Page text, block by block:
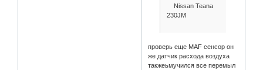
Nissan Teana
230JM
проверь еще MAF сенсор он
же датчик расхода воздуха
такжеьмучился все перемыл